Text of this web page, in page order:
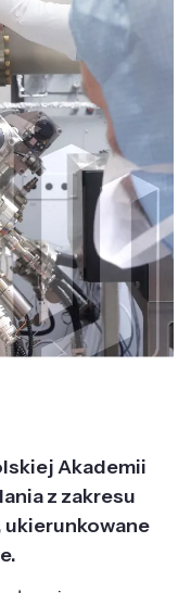
Akademii
z zakresu
ukierunkowane